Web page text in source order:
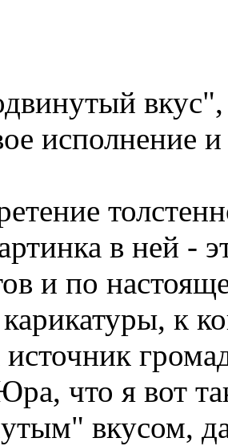
исполнение
в ней -
и по
к
источник
что я вот
вкусом,